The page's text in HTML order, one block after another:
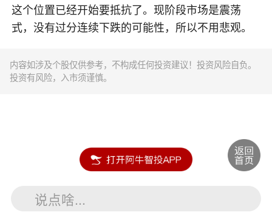
这个位置已经开始要抵抗了。现阶段市场是震荡
式，没有过分连续下跌的可能性，所以不用悲观。
内容如涉及个股仅供参考，不构成任何投资建议！投资风险自负。
投资有风险，入市须谨慎。
说点啥...